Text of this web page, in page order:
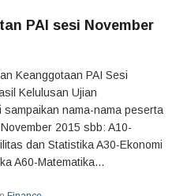
PAI sesi November
Keanggotaan PAI Sesi
Kelulusan Ujian
sampaikan nama-nama peserta
2015 sbb: A10-
dan Statistika A30-Ekonomi
A60-Matematika...